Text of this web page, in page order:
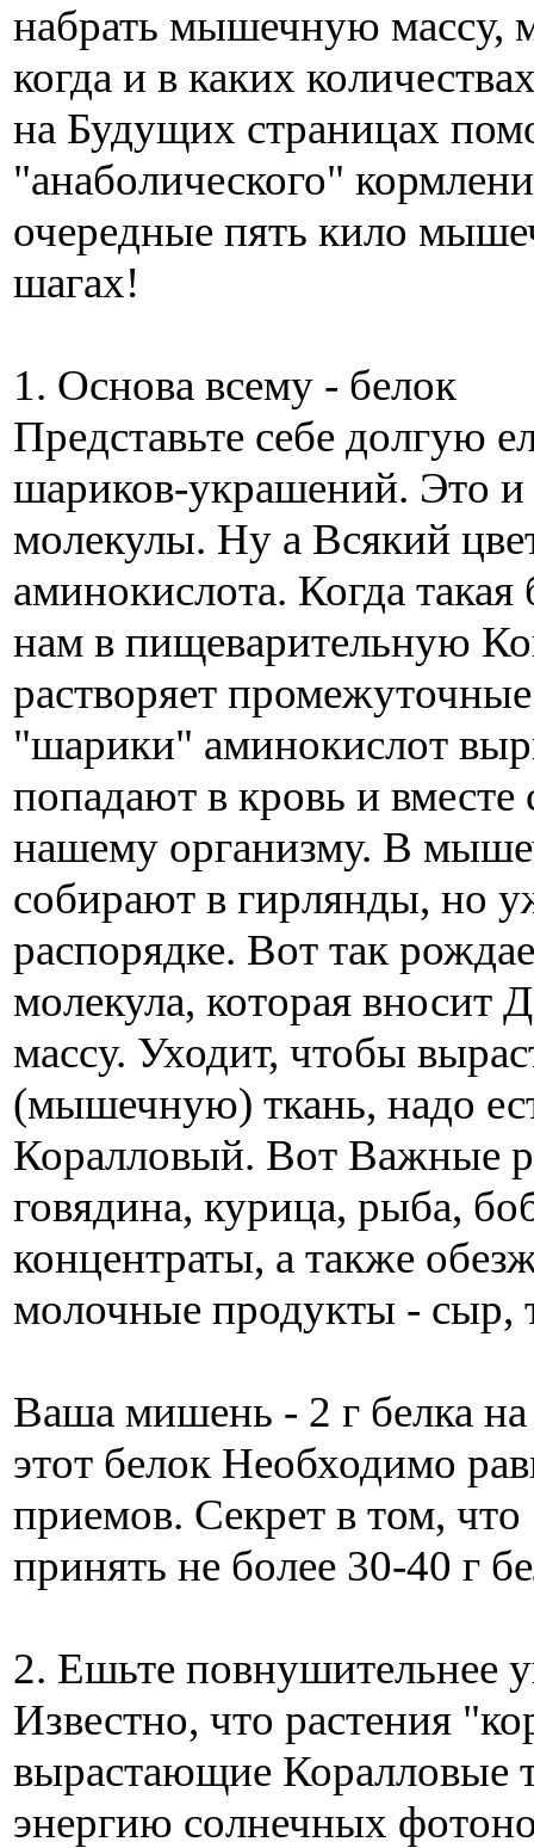
набрать мышечную массу,
когда и в каких
на Будущих страницах
"анаболического"
очередные пять кило
шагах!
1. Основа всему - белок
Представьте себе долгую
шариков-украшений. Это и
молекулы. Ну а Всякий
аминокислота. Когда
нам в пищеварительную
растворяет
"шарики" аминокислот
попадают в кровь и
нашему организму. В
собирают в гирлянды, но
распорядке. Вот так
молекула, которая
массу. Уходит, чтобы
(мышечную) ткань, надо
Коралловый. Вот Важные
говядина, курица, рыба,
концентраты, а также
молочные продукты - сыр,
Ваша мишень - 2 г белка на
этот белок Необходимо
приемов. Секрет в том, что
принять не более 30-40 г
2. Ешьте повнушительнее
Известно, что растения
вырастающие Коралловые
энергию солнечных